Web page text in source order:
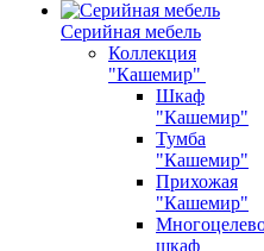
Серийная мебель
Коллекция
"Кашемир"
Шкаф
"Кашемир"
Тумба
"Кашемир"
Прихожая
"Кашемир"
шкаф